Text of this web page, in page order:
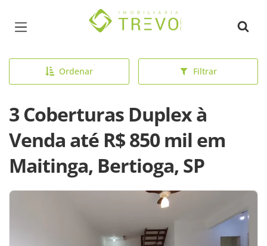
Página inicial
Ordenar Filtrar
3 Coberturas Duplex à
Venda até R$ 850 mil em
Maitinga, Bertioga, SP